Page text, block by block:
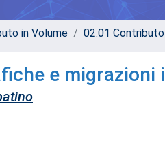
in Volume 02.01
e migrazioni